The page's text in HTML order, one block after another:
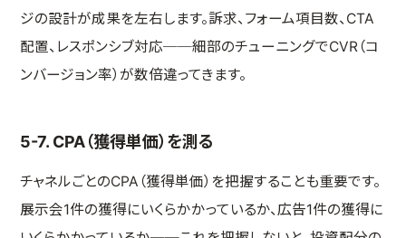
ジの設計が成果を左右します。訴求、フォーム項目数、CTA
配置、レスポンシブ対応──細部のチューニングでCVR（コ
ンバージョン率）が数倍違ってきます。
5-7. CPA（獲得単価）を測る
チャネルごとのCPA（獲得単価）を把握することも重要です。
展示会1件の獲得にいくらかかっているか、広告1件の獲得に